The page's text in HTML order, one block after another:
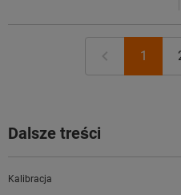
1
Dalsze treści
Kalibracja